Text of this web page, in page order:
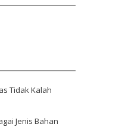
Tidak Kalah
Jenis Bahan